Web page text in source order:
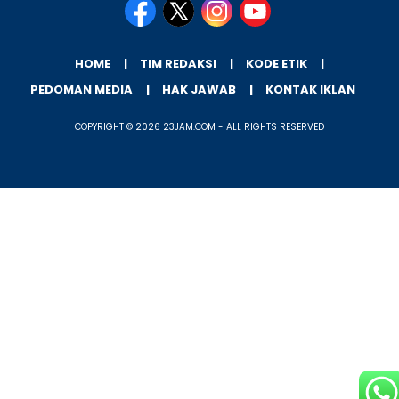
HOME TIM REDAKSI
KODE ETIK
PEDOMAN MEDIA
HAK JAWAB KONTAK IKLAN
COPYRIGHT © 2026 23JAM.COM - ALL RIGHTS RESERVED